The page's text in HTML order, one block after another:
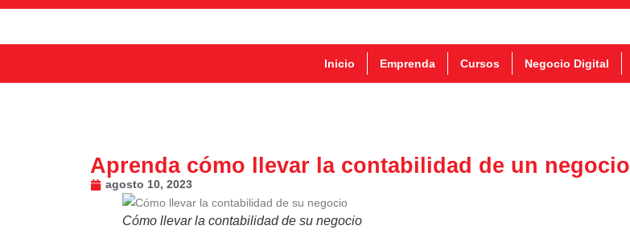
Inicio Emprenda Cursos Negocio Digital
Aprenda cómo llevar la contabilidad de un negocio
agosto 10, 2023
Cómo llevar la contabilidad de su negocio